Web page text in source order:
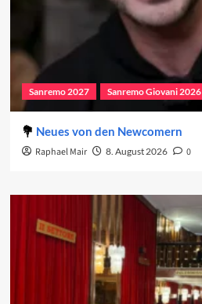
Sanremo 2027 Sanremo Giovani 2026
Neues von den Newcomern
Raphael Mair 8. August 2026 0